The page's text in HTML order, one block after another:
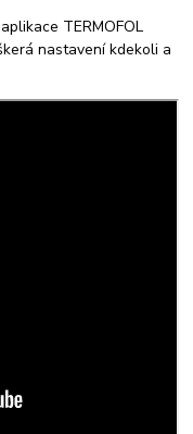
TERMOFOL
nastavení kdekoli a